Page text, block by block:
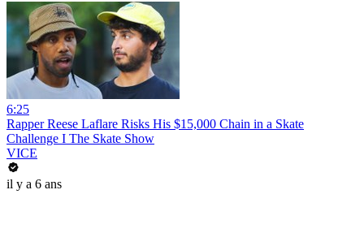
6:25
Rapper Reese Laflare Risks His $15,000 Chain in a Skate
Challenge I The Skate Show
VICE
il y a 6 ans